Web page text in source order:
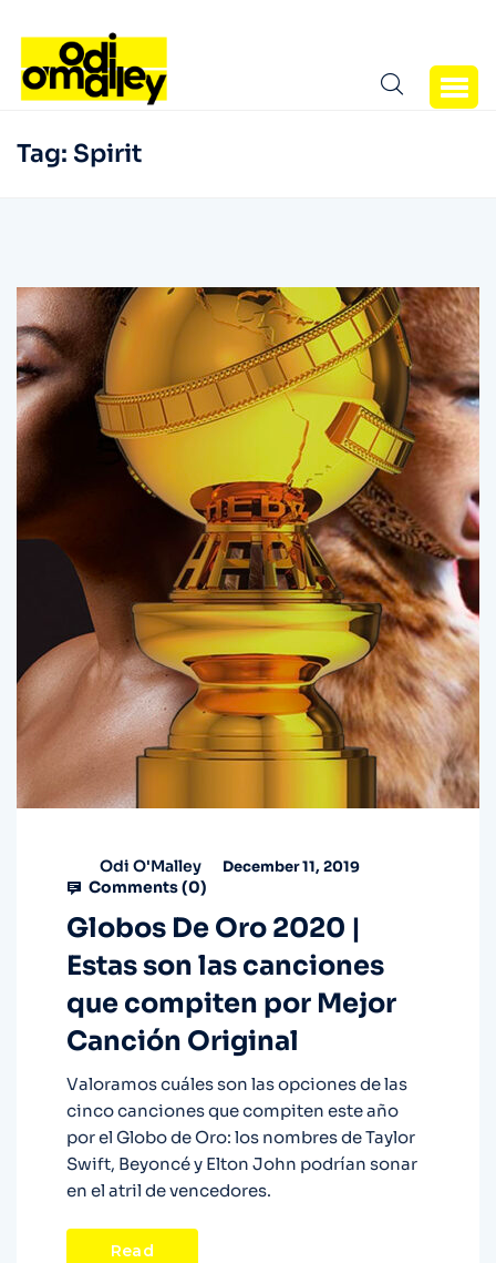
Tag: Spirit
Odi O'Malley December 11, 2019
Comments (0)
Globos De Oro 2020 |
Estas son las canciones
que compiten por Mejor
Canción Original
Valoramos cuáles son las opciones de las
cinco canciones que compiten este año
por el Globo de Oro: los nombres de Taylor
Swift, Beyoncé y Elton John podrían sonar
en el atril de vencedores.
Read